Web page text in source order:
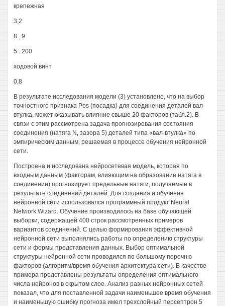
крепежная
3,2
8...9
5...200
ходовой винт
0,8
В результате исследования модели (3) установлено, что на выбор
точностного признака Pos (посадка) для соединения деталей вал-
втулка, может оказывать влияние свыше 20 факторов (табл.2). В
связи с этим рассмотрена задача прогнозирования состояния
соединения (натяга N, зазора 5) деталей типа «вал-втулка» по
эмпирическим данным, решаемая в процессе обучения нейронной
сети.
Построена и исследована нейросетевая модель, которая по
входным данным (факторам, влияющим на образование натяга в
соединении) прогнозирует предельные натяги, получаемые в
результате соединений деталей. Для создания и обучения
нейронной сети использовался программный продукт Neural
Network Wizard. Обучение производилось на базе обучающей
выборки, содержащей 400 строк рассмотренных примеров
вариантов соединений. С целью формирования эффективной
нейронной сети выполнялись работы по определению структуры
сети и формы представления данных. Выбор оптимальной
структуры нейронной сети проводился по большому перечню
факторов (алгоритм/время обучения архитектура сети). В качестве
примера представлены результаты определения оптимального
числа нейронов в скрытом слое. Анализ разных нейронных сетей
показал, что для поставленной задачи наименьшее время обучения
и наименьшую ошибку прогноза имел трехслойный персептрон 5